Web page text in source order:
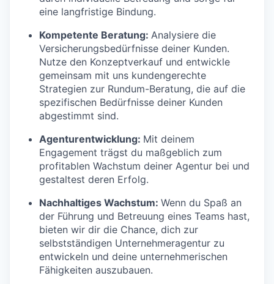
eine langfristige Bindung.
Kompetente Beratung: Analysiere die
Versicherungsbedürfnisse deiner Kunden.
Nutze den Konzeptverkauf und entwickle
gemeinsam mit uns kundengerechte
Strategien zur Rundum-Beratung, die auf die
spezifischen Bedürfnisse deiner Kunden
abgestimmt sind.
Agenturentwicklung: Mit deinem
Engagement trägst du maßgeblich zum
profitablen Wachstum deiner Agentur bei und
gestaltest deren Erfolg.
Nachhaltiges Wachstum: Wenn du Spaß an
der Führung und Betreuung eines Teams hast,
bieten wir dir die Chance, dich zur
selbstständigen Unternehmeragentur zu
entwickeln und deine unternehmerischen
Fähigkeiten auszubauen.